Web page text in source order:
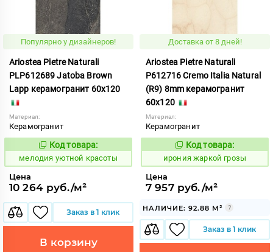
Популярно у дизайнеров!
Ariostea Pietre Naturali
PLP612689 Jatoba Brown
Lapp керамогранит 60x120
Материал:
Керамогранит
966915
Код товара:
мелодия уютной красоты
Цена
10 264 руб./м²
Заказ в 1 клик
В корзину
Доставка от 8 дней!
Ariostea Pietre Naturali
P612716 Cremo Italia Natural
(R9) 8mm керамогранит
60x120
Материал:
Керамогранит
1097269
Код товара:
ирония жаркой грозы
Цена
7 957 руб./м²
НАЛИЧИЕ: 92.88 М²
Заказ в 1 клик